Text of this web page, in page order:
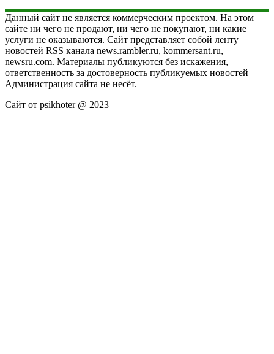
Данный сайт не является коммерческим проектом. На этом
сайте ни чего не продают, ни чего не покупают, ни какие
услуги не оказываются. Сайт представляет собой ленту
новостей RSS канала news.rambler.ru, kommersant.ru,
newsru.com. Материалы публикуются без искажения,
ответственность за достоверность публикуемых новостей
Администрация сайта не несёт.
Сайт от psikhoter @ 2023